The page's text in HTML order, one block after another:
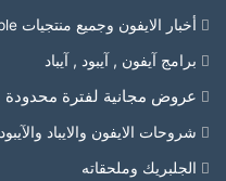
أخبار الايفون وجميع منتجيات Apple
برامج آيفون , آيبود , آيباد
عروض مجانية لفترة محدودة
شروحات الايفون والايباد والآيبود
الجلبريك وملحقاته